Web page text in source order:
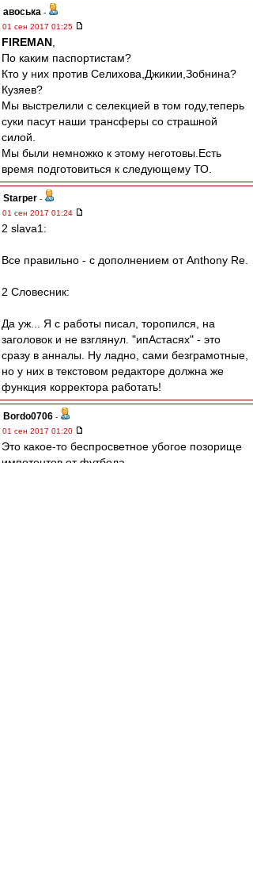
авоська -
01 сен 2017 01:25
FIREMAN
По каким паспортистам?
Кто у них против Селихова,Джикии,Зобнина?
Кузяев?
Мы выстрелили с селекцией в том году,теперь
суки пасут наши трансферы со страшной
силой.
Мы были немножко к этому неготовы.Есть
время подготовиться к следующему ТО.
Starper -
01 сен 2017 01:24
2 slava1:
Все правильно - с дополнением от Anthony Re.
2 Словесник:
Да уж... Я с работы писал, торопился, на
заголовок и не взглянул. "ипАстасях" - это
сразу в анналы. Ну ладно, сами безграмотные,
но у них в текстовом редакторе должна же
функция корректора работать!
Bordo0706 -
01 сен 2017 01:20
Это какое-то беспросветное убогое позорище
импотентов от футбола.